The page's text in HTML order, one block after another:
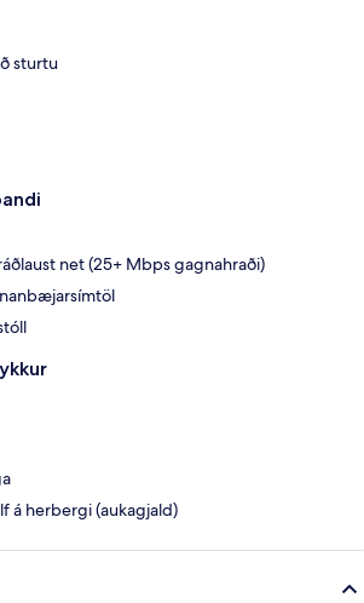
sturtu
net (25+ Mbps gagnahraði)
á herbergi (aukagjald)